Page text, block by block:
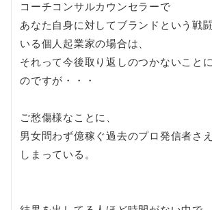
コーチコンサルカウンセラーで
あなた自身に対してブランドという戦
いる個人起業家の場合は、
それって今後取り返しのつかないこと
のですが・・・
ご愁傷様なことに、
男女問わず億稼ぐ過去のプロ発信者さ
しまっている。